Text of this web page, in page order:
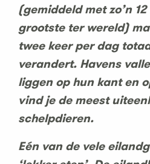
(gemiddeld met zo’n
grootste ter wereld)
twee keer per dag
verandert. Havens
liggen op hun kant en
vind je de meest
schelpdieren.
Eén van de vele